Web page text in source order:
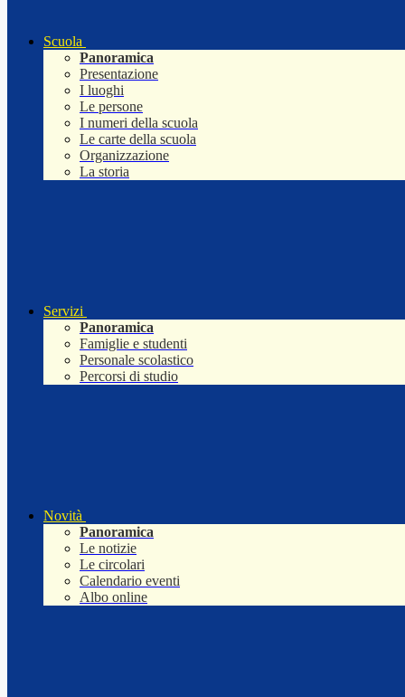
Scuola
Panoramica
Presentazione
I luoghi
Le persone
I numeri della scuola
Le carte della scuola
Organizzazione
La storia
Servizi
Panoramica
Famiglie e studenti
Personale scolastico
Percorsi di studio
Novità
Panoramica
Le notizie
Le circolari
Calendario eventi
Albo online